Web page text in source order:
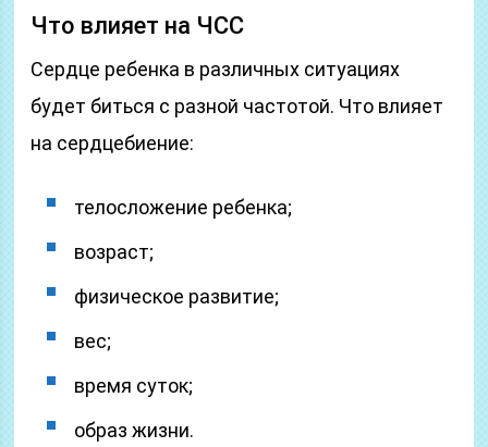
Что влияет на ЧСС
Сердце ребенка в различных ситуациях
будет биться с разной частотой. Что влияет
на сердцебиение:
телосложение ребенка;
возраст;
физическое развитие;
вес;
время суток;
образ жизни.